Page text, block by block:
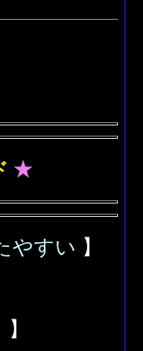
★
やすい 】
】